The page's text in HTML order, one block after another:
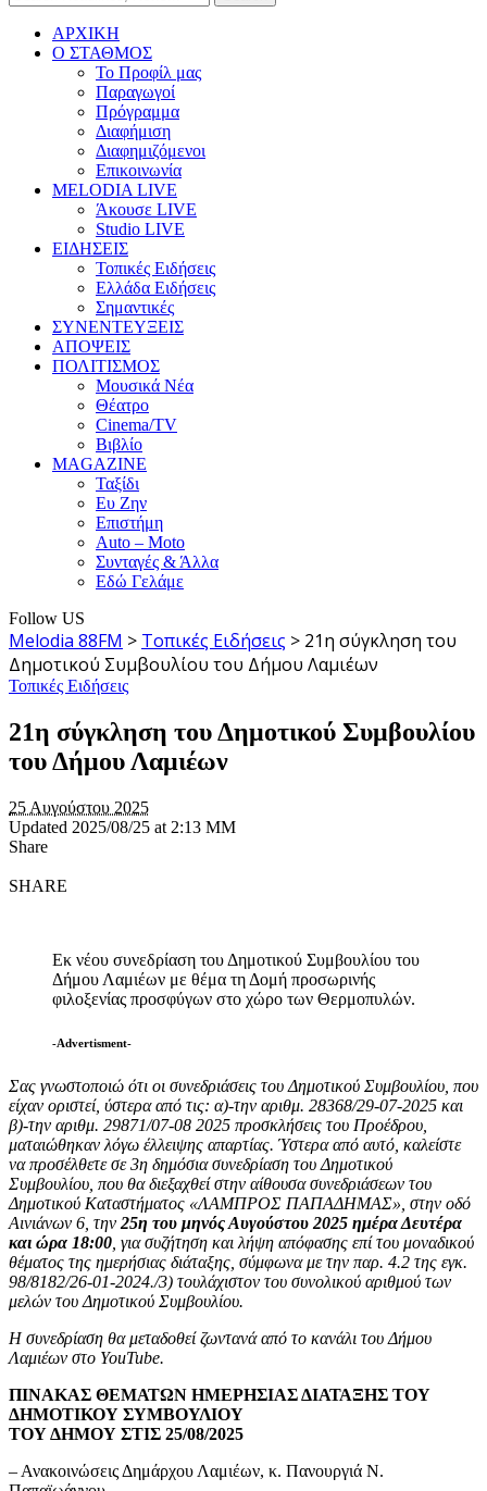
ΑΡΧΙΚΗ
Ο ΣΤΑΘΜΟΣ
Το Προφίλ μας
Παραγωγοί
Πρόγραμμα
Διαφήμιση
Διαφημιζόμενοι
Επικοινωνία
MELODIA LIVE
Άκουσε LIVE
Studio LIVE
ΕΙΔΗΣΕΙΣ
Τοπικές Ειδήσεις
Ελλάδα Ειδήσεις
Σημαντικές
ΣΥΝΕΝΤΕΥΞΕΙΣ
ΑΠΟΨΕΙΣ
ΠΟΛΙΤΙΣΜΟΣ
Μουσικά Νέα
Θέατρο
Cinema/TV
Βιβλίο
MAGAZINE
Ταξίδι
Ευ Ζην
Επιστήμη
Auto – Moto
Συνταγές & Άλλα
Εδώ Γελάμε
Follow US
Melodia 88FM > Τοπικές Ειδήσεις > 21η σύγκληση του
Δημοτικού Συμβουλίου του Δήμου Λαμιέων
Τοπικές Ειδήσεις
21η σύγκληση του Δημοτικού Συμβουλίου
του Δήμου Λαμιέων
25 Αυγούστου 2025
Updated 2025/08/25 at 2:13 ΜΜ
Share
SHARE
Εκ νέου συνεδρίαση του Δημοτικού Συμβουλίου του
Δήμου Λαμιέων με θέμα τη Δομή προσωρινής
φιλοξενίας προσφύγων στο χώρο των Θερμοπυλών.
-Advertisment-
Σας γνωστοποιώ ότι οι συνεδριάσεις του Δημοτικού Συμβουλίου, που
είχαν οριστεί, ύστερα από τις: α)-την αριθμ. 28368/29-07-2025 και
β)-την αριθμ. 29871/07-08 2025 προσκλήσεις του Προέδρου,
ματαιώθηκαν λόγω έλλειψης απαρτίας. Ύστερα από αυτό, καλείστε
να προσέλθετε σε 3η δημόσια συνεδρίαση του Δημοτικού
Συμβουλίου, που θα διεξαχθεί στην αίθουσα συνεδριάσεων του
Δημοτικού Καταστήματος «ΛΑΜΠΡΟΣ ΠΑΠΑΔΗΜΑΣ», στην οδό
Αινιάνων 6, την 25η του μηνός Αυγούστου 2025 ημέρα Δευτέρα
και ώρα 18:00 , για συζήτηση και λήψη απόφασης επί του μοναδικού
θέματος της ημερήσιας διάταξης, σύμφωνα με την παρ. 4.2 της εγκ.
98/8182/26-01-2024./3) τουλάχιστον του συνολικού αριθμού των
μελών του Δημοτικού Συμβουλίου.
Η συνεδρίαση θα μεταδοθεί ζωντανά από το κανάλι του Δήμου
Λαμιέων στο YouTube.
ΠΙΝΑΚΑΣ ΘΕΜΑΤΩΝ ΗΜΕΡΗΣΙΑΣ ΔΙΑΤΑΞΗΣ ΤΟΥ
ΔΗΜΟΤΙΚΟΥ ΣΥΜΒΟΥΛΙΟΥ
ΤΟΥ ΔΗΜΟΥ ΣΤΙΣ 25/08/2025
– Ανακοινώσεις Δημάρχου Λαμιέων, κ. Πανουργιά Ν.